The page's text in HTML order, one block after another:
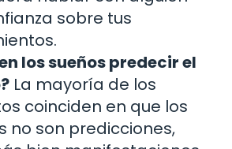
sobre tus
los sueños predecir el
La mayoría de los
coinciden en que los
no son predicciones,